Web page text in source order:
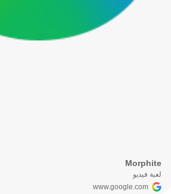
Morphite
لعبة فيديو
www.google.com